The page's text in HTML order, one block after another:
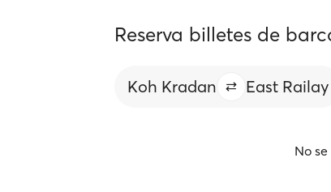
Reserva billetes de
Koh Kradan East Railay
No